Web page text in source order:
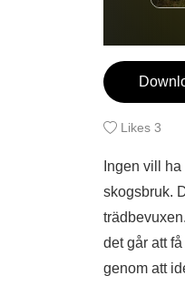
Likes 3
Ingen vill
skogsbruk.
det går att
genom att